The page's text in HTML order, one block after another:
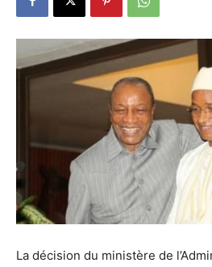
La décision du ministère de